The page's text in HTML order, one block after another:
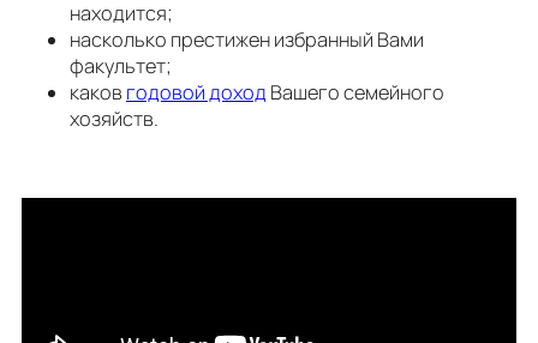
находится;
насколько престижен избранный Вами
факультет;
каков годовой доход Вашего семейного
хозяйств.